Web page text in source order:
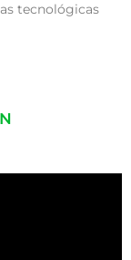
tecnológicas